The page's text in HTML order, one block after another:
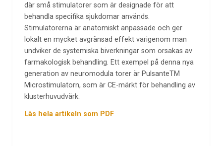
där små stimulatorer som är designade för att
behandla specifika sjukdomar används.
Stimulatorerna är anatomiskt anpassade och ger
lokalt en mycket avgränsad effekt varigenom man
undviker de systemiska biverkningar som orsakas av
farmakologisk behandling. Ett exempel på denna nya
generation av neuromodula torer är PulsanteTM
Microstimulatorn, som är CE-märkt för behandling av
klusterhuvudvärk.
Läs hela artikeln som PDF